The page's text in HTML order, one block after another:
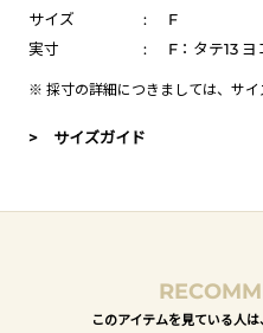
サイズ
:
F
実寸
: F：タテ13 ヨ
※ 採寸の詳細につきましては、 サイ
> サイズガイド
このアイテムを見ている人